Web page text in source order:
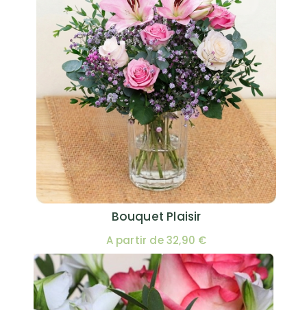
Bouquet Plaisir
A partir de 32,90 €